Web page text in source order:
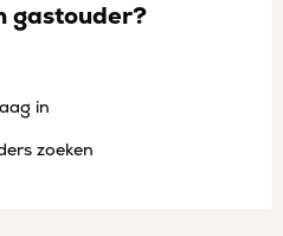
gastouder?
in
zoeken